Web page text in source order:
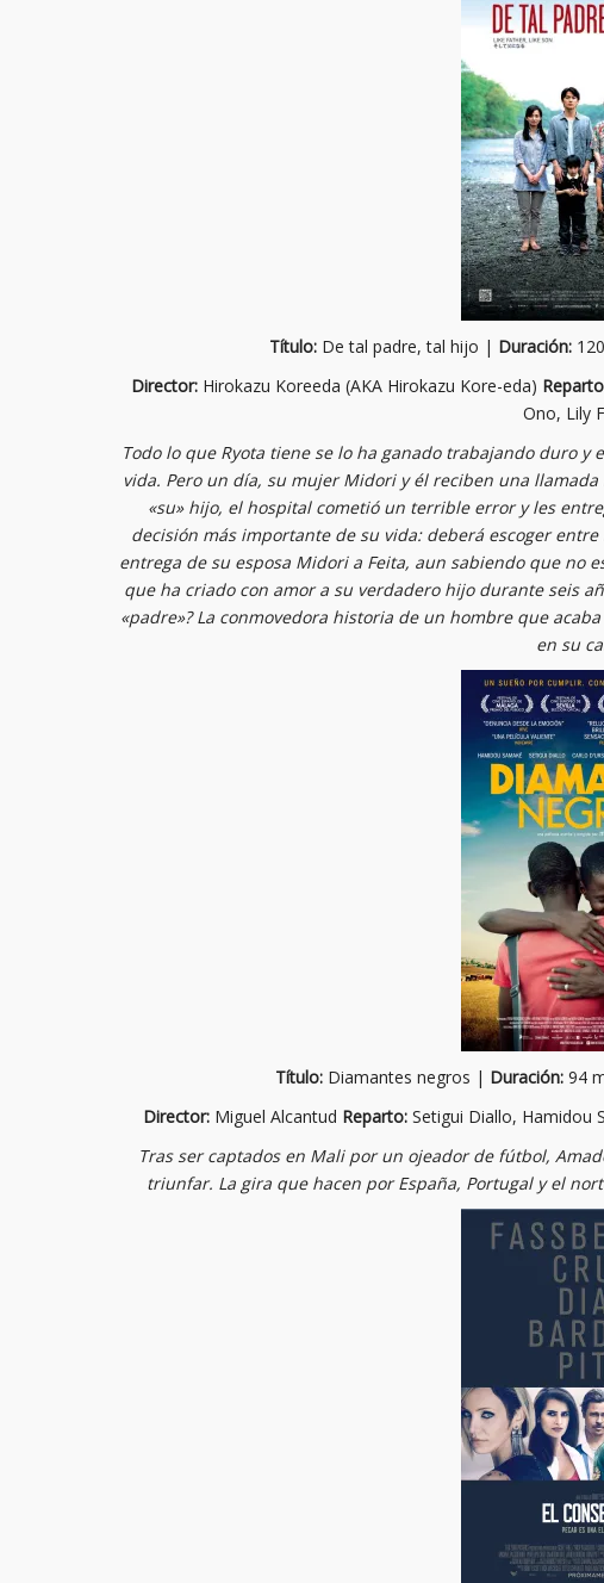
Título:De tal padre, tal hijo | Duración:
Director: Hirokazu Koreeda (AKA Hirokazu Kore-eda)
Ono, Lily
Todo lo que Ryota tiene se lo ha ganado trabajando duro
vida. Pero un día, su mujer Midori y él reciben una
«su» hijo, el hospital cometió un terrible error y les
decisión más importante de su vida: deberá escoger
entrega de su esposa Midori a Feita, aun sabiendo que no
que ha criado con amor a su verdadero hijo durante seis
«padre»? La conmovedora historia de un hombre que
en su
Título:Diamantes negros | Duración:94
Director: Miguel Alcantud Reparto: Setigui Diallo, Hamidou
Tras ser captados en Mali por un ojeador de fútbol,
triunfar. La gira que hacen por España, Portugal y el